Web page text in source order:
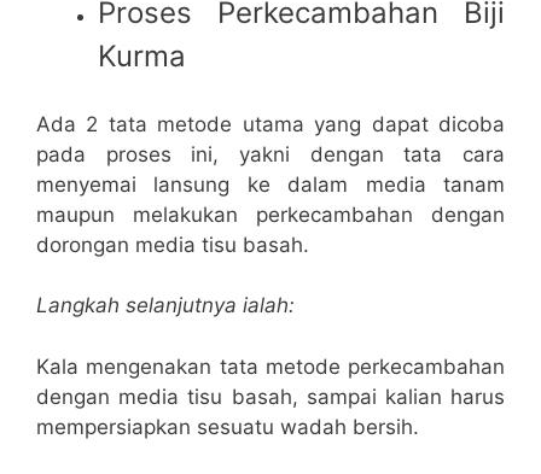
Proses Perkecambahan Biji
Kurma
Ada 2 tata metode utama yang dapat dicoba
pada proses ini, yakni dengan tata cara
menyemai lansung ke dalam media tanam
maupun melakukan perkecambahan dengan
dorongan media tisu basah.
Langkah selanjutnya ialah:
Kala mengenakan tata metode perkecambahan
dengan media tisu basah, sampai kalian harus
mempersiapkan sesuatu wadah bersih.